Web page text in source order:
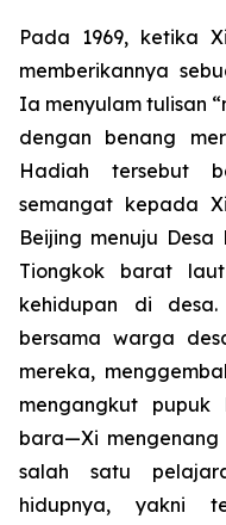
Pada 1969, ketika
memberikannya
Ia menyulam tulisan
dengan benang
Hadiah tersebut
semangat kepada
Beijing menuju Desa
Tiongkok barat
kehidupan di
bersama warga
mereka,
mengangkut
bara—Xi
salah satu
hidupnya, yakni